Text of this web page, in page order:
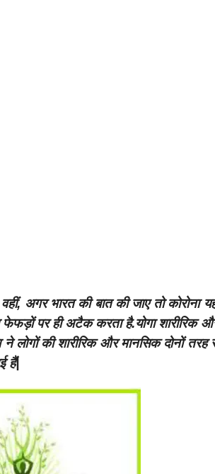
अगर भारत की बात की जाए तो कोरोना
पर ही अटैक करता है.योगा शारीरिक
लोगों की शारीरिक और मानसिक दोनों
हैं|